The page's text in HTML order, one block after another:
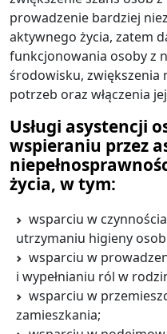
prowadzenie bardziej
aktywnego życia, zatem
funkcjonowania osoby z
środowisku, zwiększenia
potrzeb oraz włączenia
Usługi asystencji
wspieraniu przez
życia, w tym:
wsparciu w
utrzymaniu higieny
wsparciu w
i wypełnianiu ról w
wsparciu w
zamieszkania;